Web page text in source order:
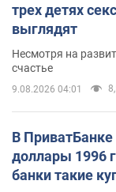
трех детях
выглядят
Несмотря на
счастье
9.08.2026 04:01
В ПриватБанке
доллары 1996
банки такие